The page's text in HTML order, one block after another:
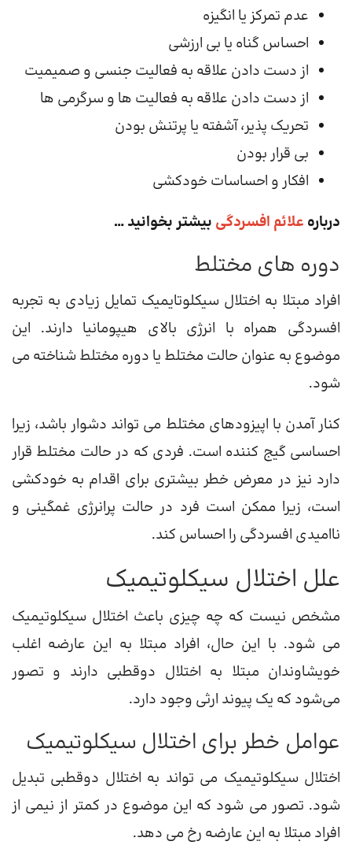
عدم تمرکز یا انگیزه
احساس گناه یا بی ارزشی
از دست دادن علاقه به فعالیت جنسی و صمیمیت
از دست دادن علاقه به فعالیت ها و سرگرمی ها
تحریک پذیر، آشفته یا پرتنش بودن
بی قرار بودن
افکار و احساسات خودکشی
درباره علائم افسردگی بیشتر بخوانید …
دوره های مختلط
افراد مبتلا به اختلال سیکلوتایمیک تمایل زیادی به تجربه
افسردگی همراه با انرژی بالای هیپومانیا دارند. این
موضوع به عنوان حالت مختلط یا دوره مختلط شناخته می
شود.
کنار آمدن با اپیزودهای مختلط می تواند دشوار باشد، زیرا
احساسی گیج کننده است. فردی که در حالت مختلط قرار
دارد نیز در معرض خطر بیشتری برای اقدام به خودکشی
است، زیرا ممکن است فرد در حالت پرانرژی غمگینی و
ناامیدی افسردگی را احساس کند.
علل اختلال سیکلوتیمیک
مشخص نیست که چه چیزی باعث اختلال سیکلوتیمیک
می شود. با این حال، افراد مبتلا به این عارضه اغلب
خویشاوندان مبتلا به اختلال دوقطبی دارند و تصور
می‌شود که یک پیوند ارثی وجود دارد.
عوامل خطر برای اختلال سیکلوتیمیک
اختلال سیکلوتیمیک می تواند به اختلال دوقطبی تبدیل
شود. تصور می شود که این موضوع در کمتر از نیمی از
افراد مبتلا به این عارضه رخ می دهد.